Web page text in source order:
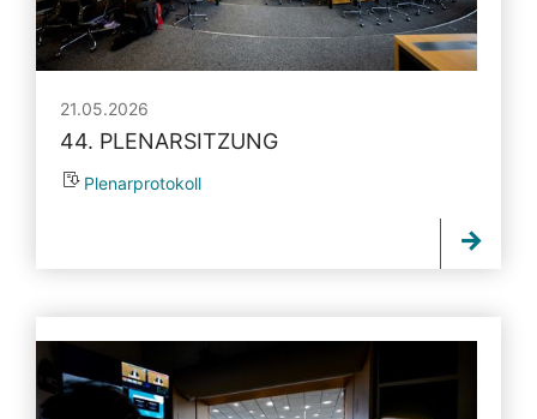
21.05.2026
44. PLENARSITZUNG
Plenarprotokoll